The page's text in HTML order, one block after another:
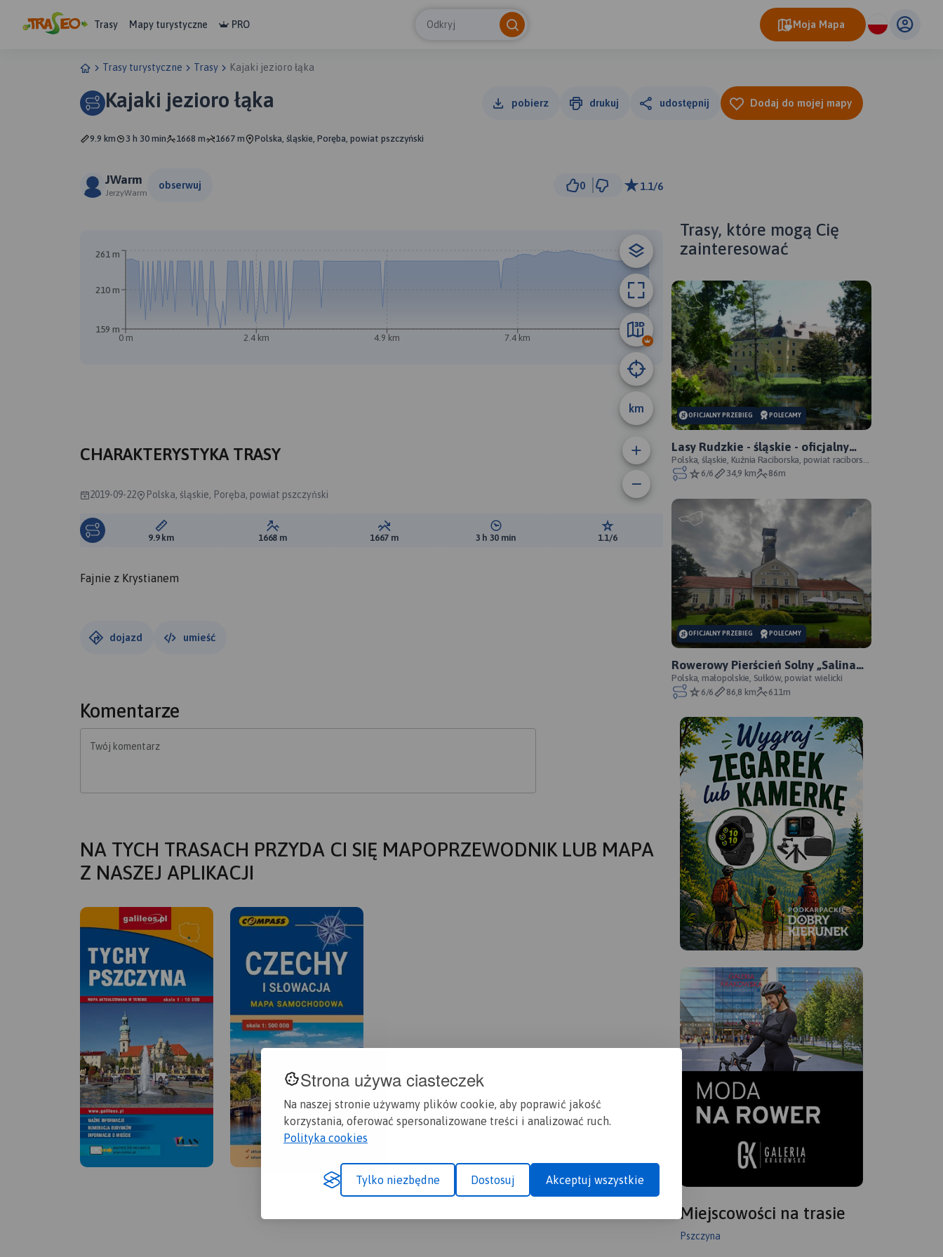
Strona używa ciasteczek
Na naszej stronie używamy plików cookie, aby poprawić jakość
korzystania, oferować spersonalizowane treści i analizować ruch.
Polityka cookies
Tylko niezbędne Dostosuj Akceptuj wszystkie
Trasy Mapy turystyczne PRO Odkryj Moja Mapa
Trasy turystyczne Trasy Kajaki jezioro łąka
Kajaki jezioro łąka pobierz drukuj udostępnij Dodaj do mojej mapy
9.9 km 3 h 30 min 1668 m 1667 m Polska, śląskie, Poręba, powiat pszczyński
JWarm
JerzyWarm
obserwuj 0 1.1/6
B
500 m
km
0 m 2.4 km 4.9 km 7.4 km 9.9 km
159 m
210 m
261 m
CHARAKTERYSTYKA TRASY
2019-09-22 Polska, śląskie, Poręba, powiat pszczyński
Długość trasy:
9.9 km Suma przewyższeń:
1668 m Suma spadków:
1667 m Średni czas potrzebny na pokonanie trasy:
3 h 30 min Ocena trasy:
1.1/6
Fajnie z Krystianem
dojazd umieść
Komentarze
Twój komentarz
NA TYCH TRASACH PRZYDA CI SIĘ MAPOPRZEWODNIK LUB MAPA
Z NASZEJ APLIKACJI
Trasy, które mogą Cię
zainteresować
OFICJALNY PRZEBIEG POLECAMY
Lasy Rudzkie - śląskie - oficjalny
przebieg
Polska, śląskie, Kuźnia Raciborska, powiat raciborski,
Park Krajobrazowy Cysterskie Kompozycje Krajo
6/6 34,9 km 86m
OFICJALNY PRZEBIEG POLECAMY
Rowerowy Pierścień Solny „Salina
Cracoviensis” - oficjalny przebieg
Polska, małopolskie, Sułków, powiat wielicki
6/6
86,8 km 611m
Miejscowości na trasie
Pszczyna